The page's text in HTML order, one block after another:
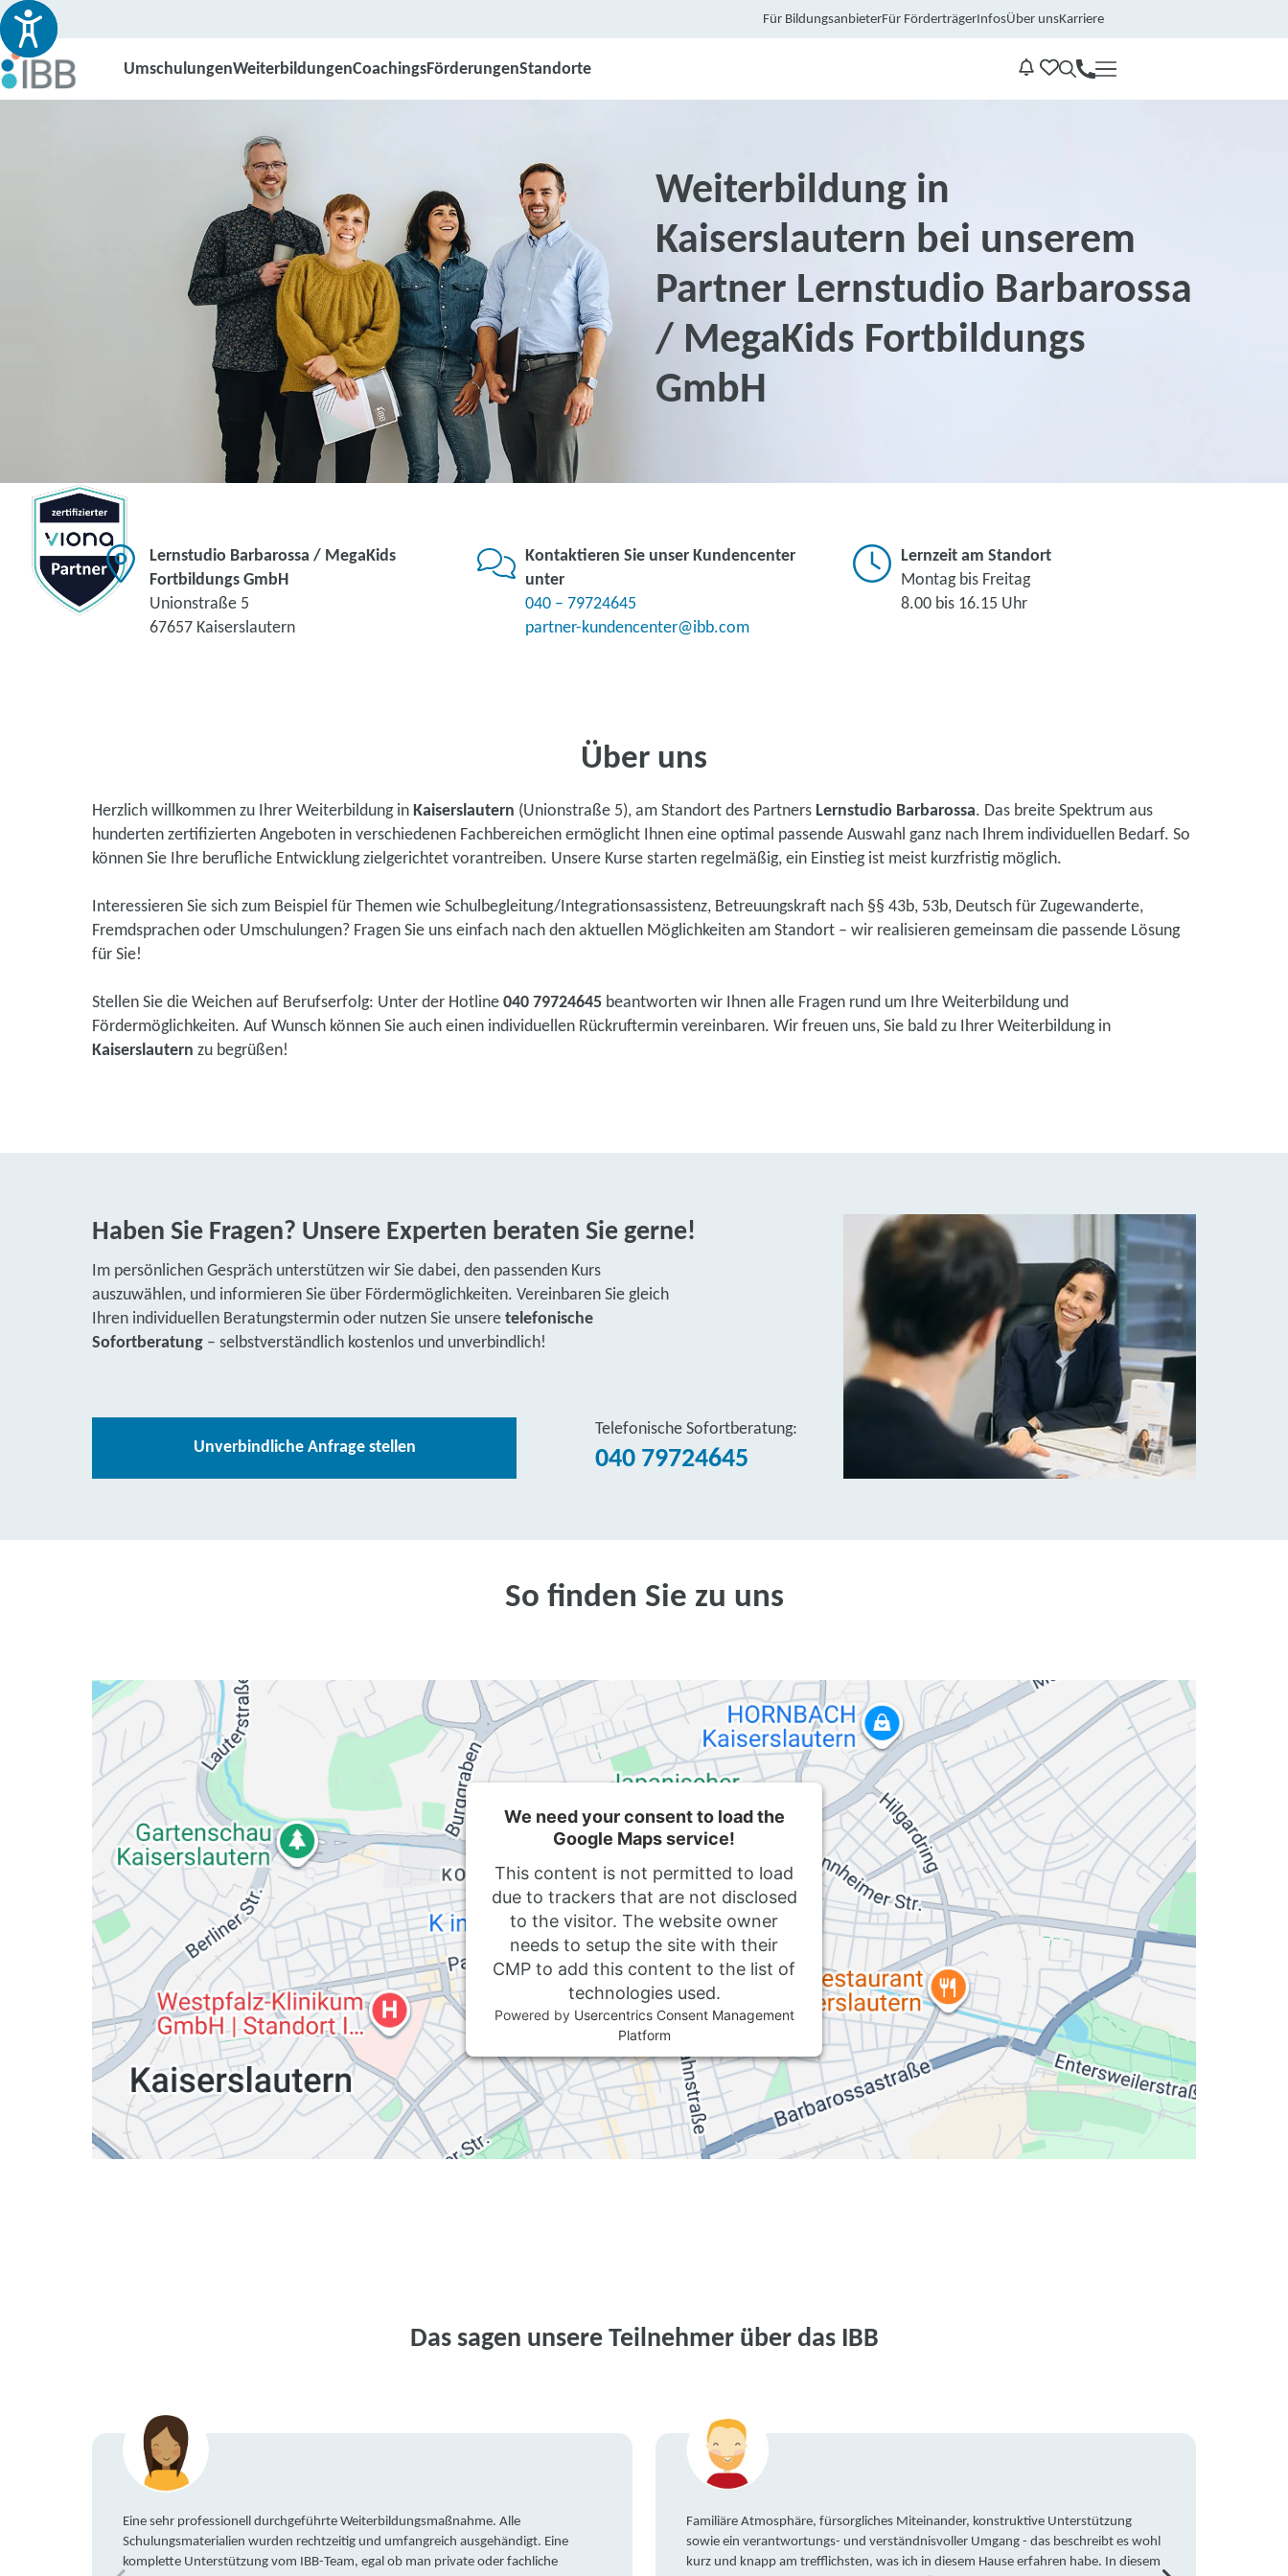
Für BildungsanbieterFür FörderträgerInfosÜber unsKarriere
UmschulungenWeiterbildungenCoachingsFörderungenStandorte
Kontakt
Weiterbildung in
Kaiserslautern bei unserem
Partner Lernstudio Barbarossa
/ MegaKids Fortbildungs
GmbH
Lernstudio Barbarossa / MegaKids
Fortbildungs GmbH
Unionstraße 5
67657 Kaiserslautern
Kontaktieren Sie unser Kundencenter
unter
040 – 79724645
partner-kundencenter@ibb.com
Lernzeit am Standort
Montag bis Freitag
8.00 bis 16.15 Uhr
Über uns
Herzlich willkommen zu Ihrer Weiterbildung in Kaiserslautern (Unionstraße 5), am Standort des Partners Lernstudio Barbarossa. Das breite Spektrum aus
hunderten zertifizierten Angeboten in verschiedenen Fachbereichen ermöglicht Ihnen eine optimal passende Auswahl ganz nach Ihrem individuellen Bedarf. So
können Sie Ihre berufliche Entwicklung zielgerichtet vorantreiben. Unsere Kurse starten regelmäßig, ein Einstieg ist meist kurzfristig möglich.
Interessieren Sie sich zum Beispiel für Themen wie Schulbegleitung/Integrationsassistenz, Betreuungskraft nach §§ 43b, 53b, Deutsch für Zugewanderte,
Fremdsprachen oder Umschulungen? Fragen Sie uns einfach nach den aktuellen Möglichkeiten am Standort – wir realisieren gemeinsam die passende Lösung
für Sie!
Stellen Sie die Weichen auf Berufserfolg: Unter der Hotline 040 79724645 beantworten wir Ihnen alle Fragen rund um Ihre Weiterbildung und
Fördermöglichkeiten. Auf Wunsch können Sie auch einen individuellen Rückruftermin vereinbaren. Wir freuen uns, Sie bald zu Ihrer Weiterbildung in
Kaiserslautern zu begrüßen!
Haben Sie Fragen? Unsere Experten beraten Sie gerne!
Im persönlichen Gespräch unterstützen wir Sie dabei, den passenden Kurs
auszuwählen, und informieren Sie über Fördermöglichkeiten. Vereinbaren Sie gleich
Ihren individuellen Beratungstermin oder nutzen Sie unsere telefonische
Sofortberatung – selbstverständlich kostenlos und unverbindlich!
Unverbindliche Anfrage stellen
Telefonische Sofortberatung:
040 79724645
So finden Sie zu uns
We need your consent to load the
Google Maps service!
This content is not permitted to load
due to trackers that are not disclosed
to the visitor. The website owner
needs to setup the site with their
CMP to add this content to the list of
technologies used.
Powered by Usercentrics Consent Management
Platform
Das sagen unsere Teilnehmer über das IBB
Eine sehr professionell durchgeführte Weiterbildungsmaßnahme. Alle
Schulungsmaterialien wurden rechtzeitig und umfangreich ausgehändigt. Eine
komplette Unterstützung vom IBB-Team, egal ob man private oder fachliche
Familiäre Atmosphäre, fürsorgliches Miteinander, konstruktive Unterstützung
sowie ein verantwortungs- und verständnisvoller Umgang - das beschreibt es wohl
kurz und knapp am trefflichsten, was ich in diesem Hause erfahren habe. In diesem